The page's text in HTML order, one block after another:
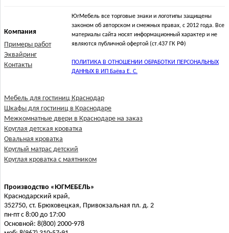
Компания
Примеры работ
Эквайринг
Контакты
Мебель для гостиниц Краснодар
Шкафы для гостиниц в Краснодаре
Межкомнатные двери в Краснодаре на заказ
Круглая детская кроватка
Овальная кроватка
Круглый матрас детский
Круглая кроватка с маятником
Производство «ЮГМЕБЕЛЬ»
Краснодарский край,
352750, ст. Брюховецкая, Привокзальная пл. д. 2
пн-пт с 8:00 до 17:00
Основной: 8(800) 2000-978
ЮгМебель все торговые знаки и логотипы защищены
законом об авторском и смежных правах, с 2012 года. Все
материалы сайта носят информационный характер и не
являются публичной офертой (ст.437 ГК РФ)
ПОЛИТИКА В ОТНОШЕНИИ ОБРАБОТКИ ПЕРСОНАЛЬНЫХ
ДАННЫХ В ИП Баёва Е. С.